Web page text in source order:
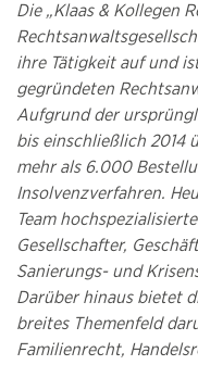
Die „Klaas & Kollegen
ihre Tätigkeit auf und
gegründeten
Aufgrund der
bis einschließlich 2014
mehr als 6.000
Insolvenzverfahren.
Team
Gesellschafter,
Sanierungs- und
Darüber hinaus bietet
breites Themenfeld
Familienrecht,